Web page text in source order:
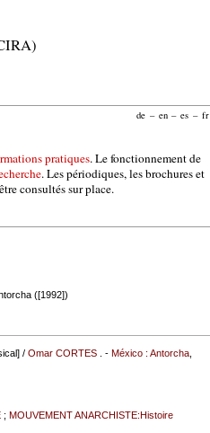
de – en – es – fr
pratiques. Le fonctionnement de
. Les périodiques, les brochures et
consultés sur place.
([1992])
/Omar CORTES . -México : Antorcha
; MOUVEMENT ANARCHISTE:Histoire